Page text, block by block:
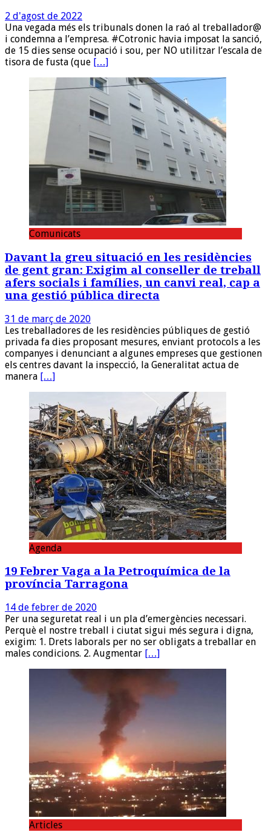
2 d'agost de 2022
Una vegada més els tribunals donen la raó al treballador@
i condemna a l’empresa. #Cotronic havia imposat la sanció,
de 15 dies sense ocupació i sou, per NO utilitzar l’escala de
tisora de fusta (que […]
Comunicats
Davant la greu situació en les residències
de gent gran: Exigim al conseller de treball
afers socials i famílies, un canvi real, cap a
una gestió pública directa
31 de març de 2020
Les treballadores de les residències públiques de gestió
privada fa dies proposant mesures, enviant protocols a les
companyes i denunciant a algunes empreses que gestionen
els centres davant la inspecció, la Generalitat actua de
manera […]
Agenda
19 Febrer Vaga a la Petroquímica de la
província Tarragona
14 de febrer de 2020
Per una seguretat real i un pla d’emergències necessari.
Perquè el nostre treball i ciutat sigui més segura i digna,
exigim: 1. Drets laborals per no ser obligats a treballar en
males condicions. 2. Augmentar […]
Articles